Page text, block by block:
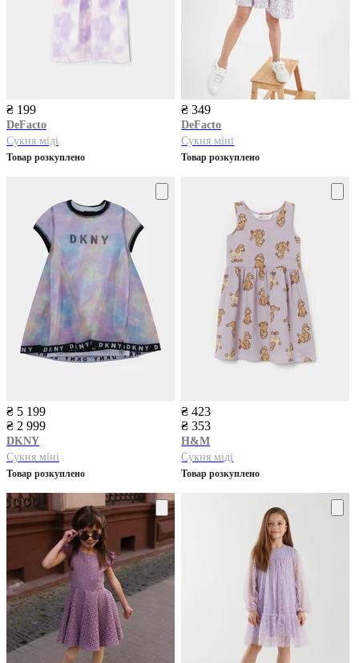
₴ 199
DeFacto
Сукня міді
Товар розкуплено
₴ 349
DeFacto
Сукня міні
Товар розкуплено
₴ 5 199
₴ 2 999
DKNY
Сукня міні
Товар розкуплено
₴ 423
₴ 353
H&M
Сукня міді
Товар розкуплено